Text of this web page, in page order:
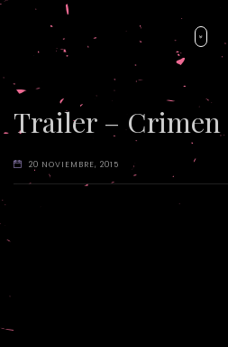
Trailer – Crimen
20 NOVIEMBRE, 2015